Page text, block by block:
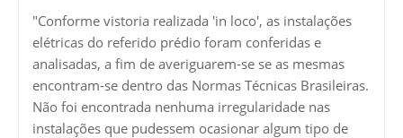
"Conforme vistoria realizada 'in loco', as instalações
elétricas do referido prédio foram conferidas e
analisadas, a fim de averiguarem-se se as mesmas
encontram-se dentro das Normas Técnicas Brasileiras.
Não foi encontrada nenhuma irregularidade nas
instalações que pudessem ocasionar algum tipo de